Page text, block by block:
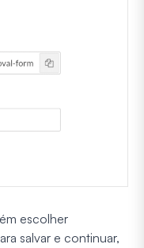
escolher
salvar e continuar,